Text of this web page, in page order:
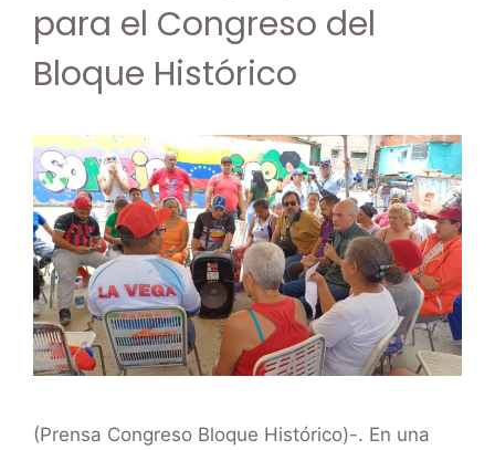
para el Congreso del
Bloque Histórico
(Prensa Congreso Bloque Histórico)-. En una